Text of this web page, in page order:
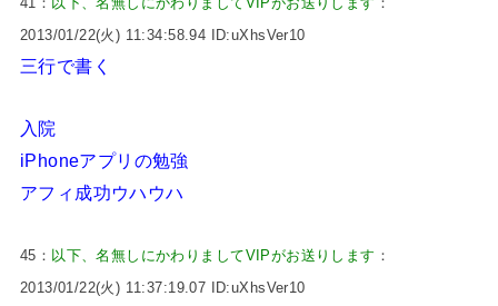
2013/01/22(火) 11:34:58.94 ID:uXhsVer10
三行で書く
入院
iPhoneアプリの勉強
アフィ成功ウハウハ
45： 以下、名無しにかわりましてVIPがお送りします ：
2013/01/22(火) 11:37:19.07 ID:uXhsVer10